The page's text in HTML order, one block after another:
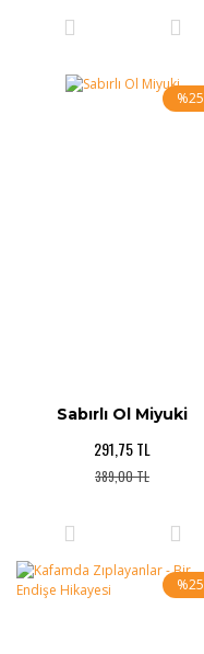
%25
Sabırlı Ol Miyuki
291,75 TL
389,00 TL
%25